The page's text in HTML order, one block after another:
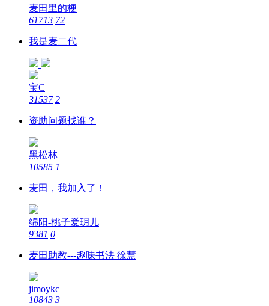
麦田里的梗
61713 72
我是麦二代
宝C
31537 2
资助问题找谁？
黑松林
10585 1
麦田，我加入了！
绵阳-桃子爱玥儿
9381 0
麦田助教---趣味书法 徐慧
jimoykc
10843 3